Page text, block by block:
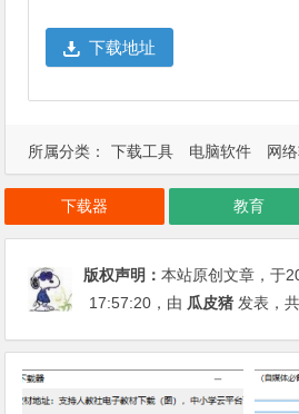
下载地址
所属分类： 下载工具 电脑软件 网
下载器 教育
版权声明：本站原创文章，于
17:57:20 ，由 瓜皮猪 发表，